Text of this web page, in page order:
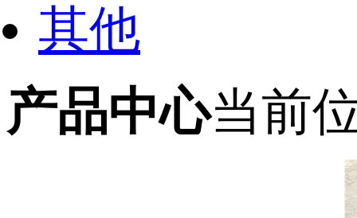
其他
产品中心当前